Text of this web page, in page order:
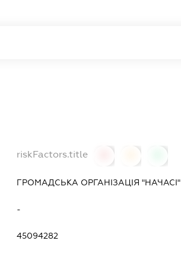
riskFactors.title
ГРОМАДСЬКА ОРГАНІЗАЦІЯ "НАЧАСІ"
-
45094282